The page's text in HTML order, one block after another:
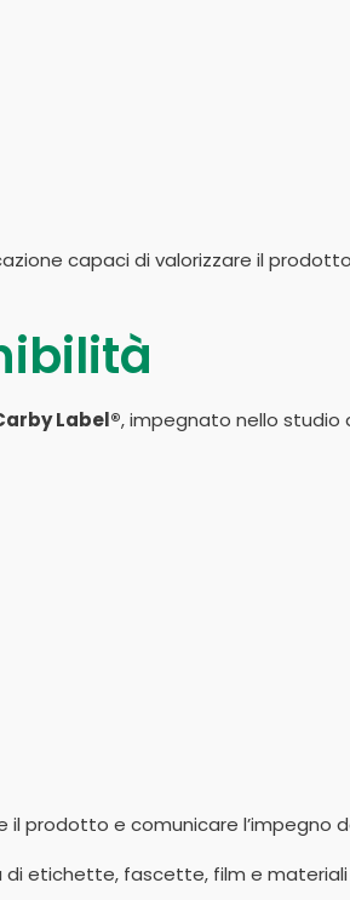
capaci di valorizzare il
Label®, impegnato nello studio
prodotto e comunicare l’impegno
etichette, fascette, film e materiali